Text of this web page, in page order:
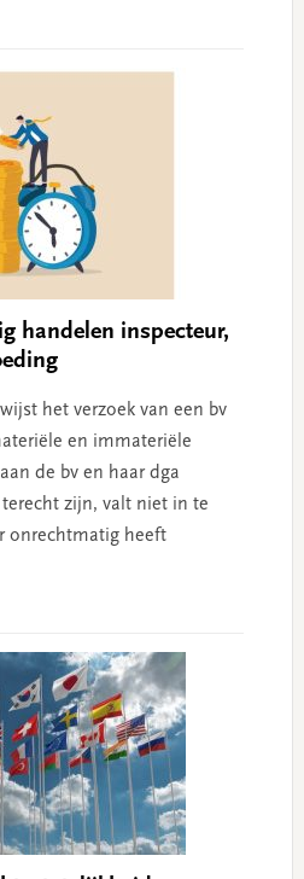
handelen inspecteur,
het verzoek van een bv
en immateriële
de bv en haar dga
zijn, valt niet in te
onrechtmatig heeft